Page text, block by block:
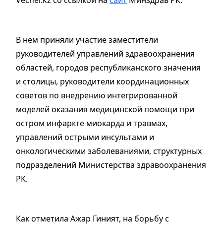
В нем приняли участие заместители
руководителей управлений здравоохранения
областей, городов республиканского значения
и столицы, руководители координационных
советов по внедрению интегрированной
моделей оказания медицинской помощи при
остром инфаркте миокарда и травмах,
управлений острыми инсультами и
онкологическими заболеваниями, структурных
подразделений Министерства здравоохранения
РК.
Как отметила Ажар Гиният, на борьбу с